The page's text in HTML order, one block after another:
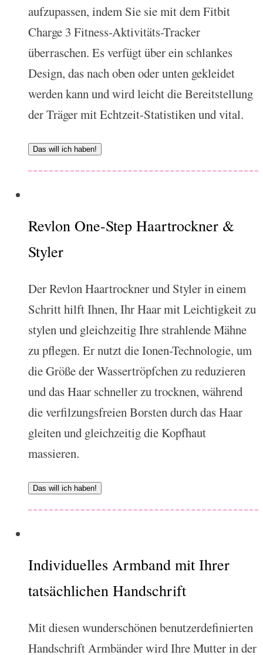
aufzupassen, indem Sie sie mit dem Fitbit
Charge 3 Fitness-Aktivitäts-Tracker
überraschen. Es verfügt über ein schlankes
Design, das nach oben oder unten gekleidet
werden kann und wird leicht die Bereitstellung
der Träger mit Echtzeit-Statistiken und vital.
Das will ich haben!
Revlon One-Step Haartrockner &
Styler
Der Revlon Haartrockner und Styler in einem
Schritt hilft Ihnen, Ihr Haar mit Leichtigkeit zu
stylen und gleichzeitig Ihre strahlende Mähne
zu pflegen. Er nutzt die Ionen-Technologie, um
die Größe der Wassertröpfchen zu reduzieren
und das Haar schneller zu trocknen, während
die verfilzungsfreien Borsten durch das Haar
gleiten und gleichzeitig die Kopfhaut
massieren.
Das will ich haben!
Individuelles Armband mit Ihrer
tatsächlichen Handschrift
Mit diesen wunderschönen benutzerdefinierten
Handschrift Armbänder wird Ihre Mutter in der